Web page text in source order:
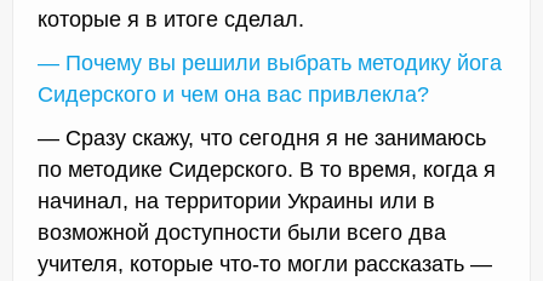
которые я в итоге сделал.
— Почему вы решили выбрать методику йога
Сидерского и чем она вас привлекла?
— Сразу скажу, что сегодня я не занимаюсь
по методике Сидерского. В то время, когда я
начинал, на территории Украины или в
возможной доступности были всего два
учителя, которые что-то могли рассказать —